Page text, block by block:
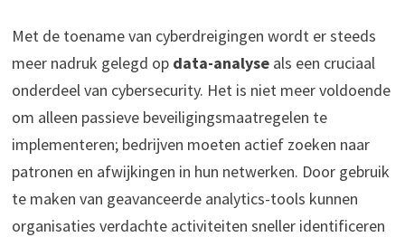
Met de toename van cyberdreigingen wordt er steeds
meer nadruk gelegd op data-analyseals een cruciaal
onderdeel van cybersecurity. Het is niet meer voldoende
om alleen passieve beveiligingsmaatregelen te
implementeren; bedrijven moeten actief zoeken naar
patronen en afwijkingen in hun netwerken. Door gebruik
te maken van geavanceerde analytics-tools kunnen
organisaties verdachte activiteiten sneller identificeren